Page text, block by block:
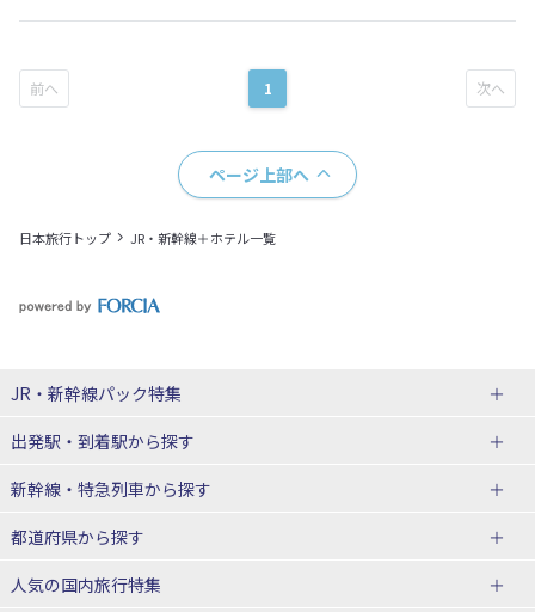
1
ページ上部へ
日本旅行トップ JR・新幹線＋ホテル一覧
JR・新幹線パック特集
JR・新幹線＋ホテルパック
出張パック
出発駅・到着駅から探す
秋田⇔東京 新幹線パック
仙台→東京 新幹線パック
富山⇔東京 新幹線パック
新幹線・特急列車から探す
北海道新幹線 旅行
山形新幹線 旅行
都道府県から探す
人気の国内旅行特集